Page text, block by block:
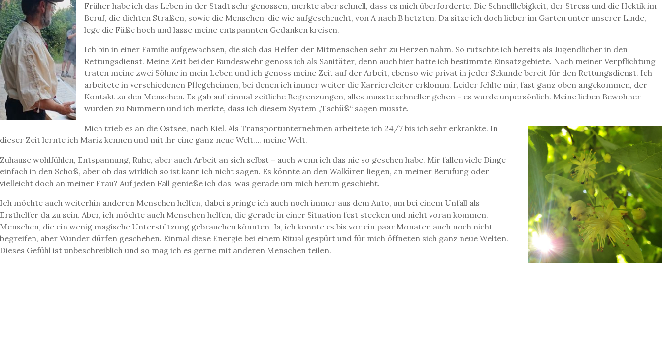
Früher habe ich das Leben in der Stadt sehr genossen, merkte aber schnell, dass es mich überforderte. Die Schnelllebigkeit, der Stress und die Hektik im
Beruf, die dichten Straßen, sowie die Menschen, die wie aufgescheucht, von A nach B hetzten. Da sitze ich doch lieber im Garten unter unserer Linde,
lege die Füße hoch und lasse meine entspannten Gedanken kreisen.
Ich bin in einer Familie aufgewachsen, die sich das Helfen der Mitmenschen sehr zu Herzen nahm. So rutschte ich bereits als Jugendlicher in den
Rettungsdienst. Meine Zeit bei der Bundeswehr genoss ich als Sanitäter, denn auch hier hatte ich bestimmte Einsatzgebiete. Nach meiner Verpflichtung
traten meine zwei Söhne in mein Leben und ich genoss meine Zeit auf der Arbeit, ebenso wie privat in jeder Sekunde bereit für den Rettungsdienst. Ich
arbeitete in verschiedenen Pflegeheimen, bei denen ich immer weiter die Karriereleiter erklomm. Leider fehlte mir, fast ganz oben angekommen, der
Kontakt zu den Menschen. Es gab auf einmal zeitliche Begrenzungen, alles musste schneller gehen – es wurde unpersönlich. Meine lieben Bewohner
wurden zu Nummern und ich merkte, dass ich diesem System „Tschüß“ sagen musste.
Mich trieb es an die Ostsee, nach Kiel. Als Transportunternehmen arbeitete ich 24/7 bis ich sehr erkrankte. In
dieser Zeit lernte ich Mariz kennen und mit ihr eine ganz neue Welt…. meine Welt.
Zuhause wohlfühlen, Entspannung, Ruhe, aber auch Arbeit an sich selbst – auch wenn ich das nie so gesehen habe. Mir fallen viele Dinge
einfach in den Schoß, aber ob das wirklich so ist kann ich nicht sagen. Es könnte an den Walküren liegen, an meiner Berufung oder
vielleicht doch an meiner Frau? Auf jeden Fall genieße ich das, was gerade um mich herum geschieht.
Ich möchte auch weiterhin anderen Menschen helfen, dabei springe ich auch noch immer aus dem Auto, um bei einem Unfall als
Ersthelfer da zu sein. Aber, ich möchte auch Menschen helfen, die gerade in einer Situation fest stecken und nicht voran kommen.
Menschen, die ein wenig magische Unterstützung gebrauchen könnten. Ja, ich konnte es bis vor ein paar Monaten auch noch nicht
begreifen, aber Wunder dürfen geschehen. Einmal diese Energie bei einem Ritual gespürt und für mich öffneten sich ganz neue Welten.
Dieses Gefühl ist unbeschreiblich und so mag ich es gerne mit anderen Menschen teilen.